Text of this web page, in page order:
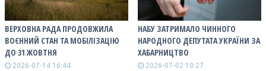
ВЕРХОВНА РАДА ПРОДОВЖИЛА
ВОЄННИЙ СТАН ТА МОБІЛІЗАЦІЮ
ДО 31 ЖОВТНЯ
2026-07-14 16:44
НАБУ ЗАТРИМАЛО ЧИННОГО
НАРОДНОГО ДЕПУТАТА УКРАЇНИ ЗА
ХАБАРНИЦТВО
2026-07-02 10:27